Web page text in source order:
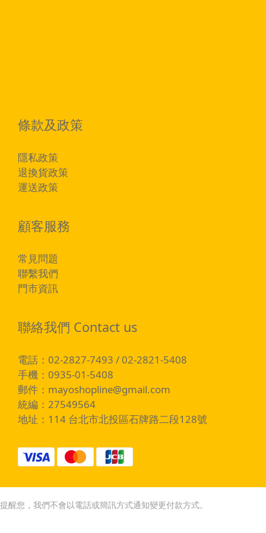
條款及政策
隱私政策
退換貨政策
運送政策
顧客服務
常見問題
聯繫我們
門市資訊
聯絡我們 Contact us
電話：02-2827-7493 / 02-2821-5408
手機：0935-01-5408
郵件： mayoshopline@gmail.com
統編：27549564
地址：114 台北市北投區石牌路二段128號
提醒您，我們不會以電話或簡訊方式通知變更付款方式。